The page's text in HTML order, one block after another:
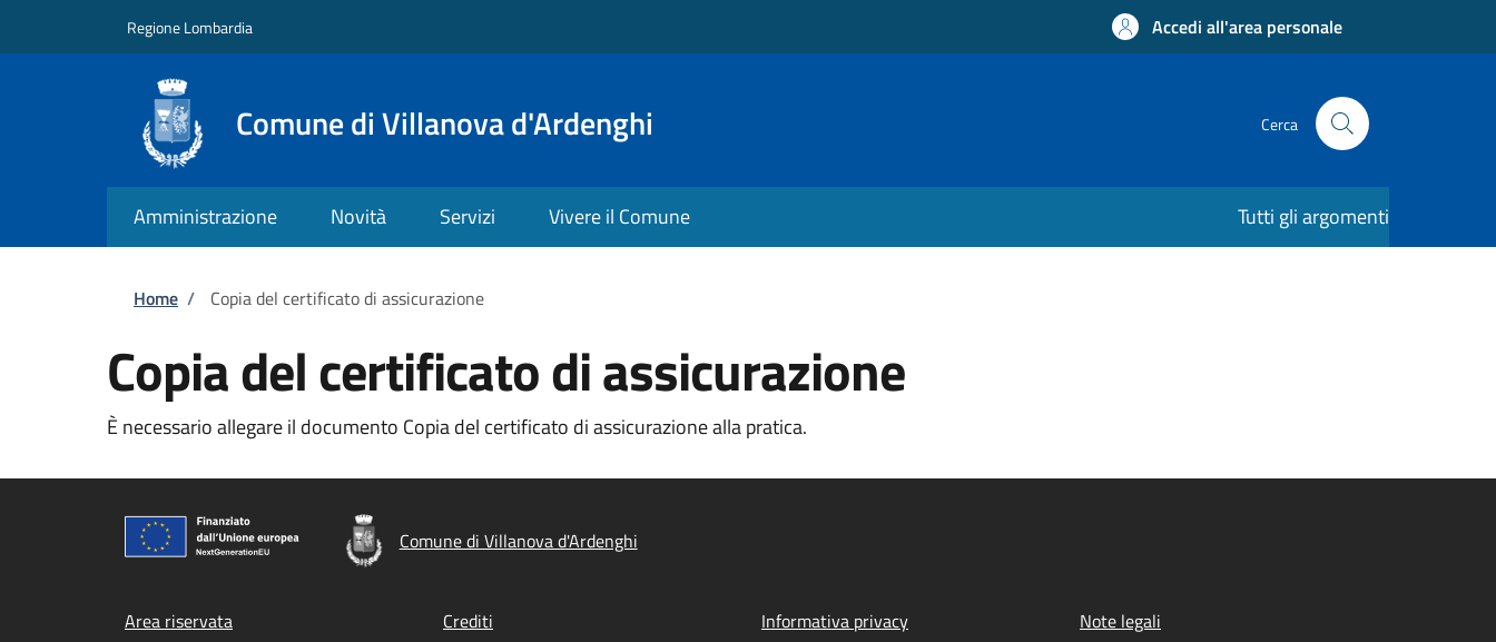
Regione Lombardia Accedi all'area personale
Comune di Villanova d'Ardenghi Cerca
Amministrazione Novità Servizi Vivere il Comune Tutti gli argomenti
Briciole di pane
Home / Copia del certificato di assicurazione
Copia del certificato di assicurazione
È necessario allegare il documento Copia del certificato di assicurazione alla pratica.
Comune di Villanova d'Ardenghi
Footer menu
Area riservata Crediti Informativa privacy
Note legali